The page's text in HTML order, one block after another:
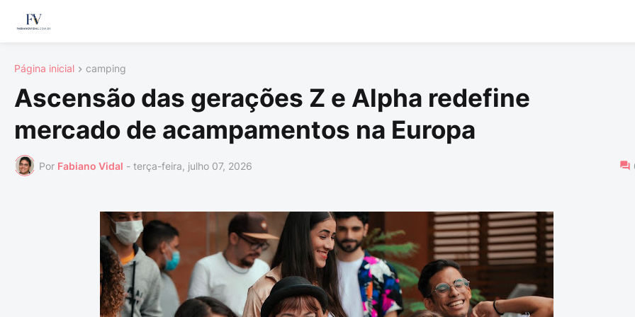
Página inicial camping
Ascensão das gerações Z e Alpha redefine
mercado de acampamentos na Europa
Por Fabiano Vidal - terça-feira, julho 07, 2026